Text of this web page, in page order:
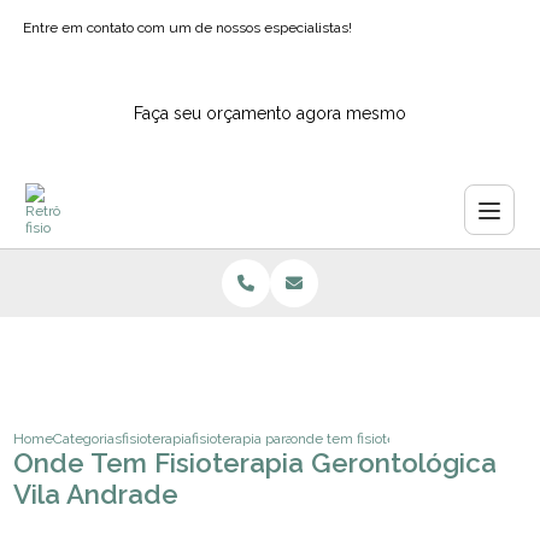
Entre em contato com um de nossos especialistas!
Faça seu orçamento agora mesmo
HomeCategoriasfisioterapiafisioterapia para joelhosonde tem fisioterapia gerontologica
Onde Tem Fisioterapia Gerontológica
Vila Andrade